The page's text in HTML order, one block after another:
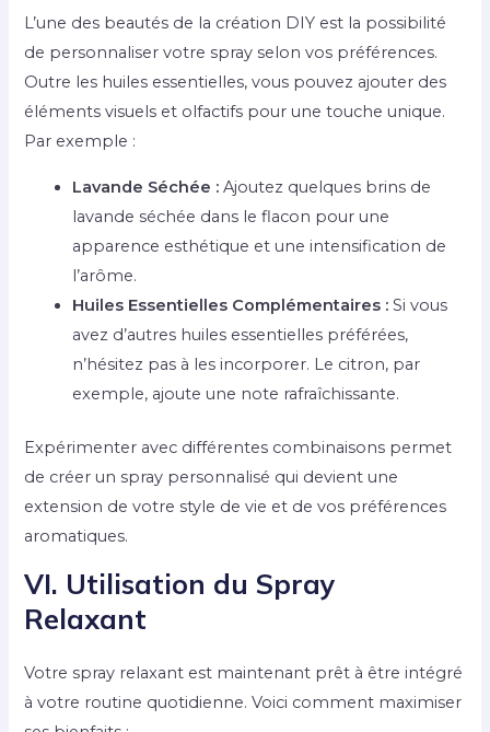
L’une des beautés de la création DIY est la possibilité
de personnaliser votre spray selon vos préférences.
Outre les huiles essentielles, vous pouvez ajouter des
éléments visuels et olfactifs pour une touche unique.
Par exemple :
Lavande Séchée : Ajoutez quelques brins de
lavande séchée dans le flacon pour une
apparence esthétique et une intensification de
l’arôme.
Huiles Essentielles Complémentaires : Si vous
avez d’autres huiles essentielles préférées,
n’hésitez pas à les incorporer. Le citron, par
exemple, ajoute une note rafraîchissante.
Expérimenter avec différentes combinaisons permet
de créer un spray personnalisé qui devient une
extension de votre style de vie et de vos préférences
aromatiques.
VI. Utilisation du Spray
Relaxant
Votre spray relaxant est maintenant prêt à être intégré
à votre routine quotidienne. Voici comment maximiser